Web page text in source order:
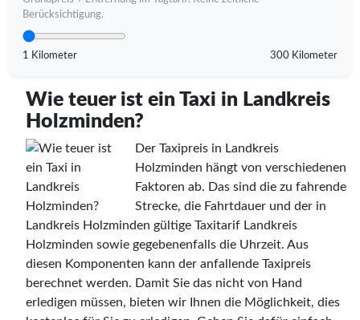
Berücksichtigung.
1 Kilometer 300 Kilometer
Wie teuer ist ein Taxi in Landkreis
Holzminden?
Der Taxipreis in Landkreis
Holzminden hängt von verschiedenen
Faktoren ab. Das sind die zu fahrende
Strecke, die Fahrtdauer und der in
Landkreis Holzminden gültige Taxitarif Landkreis
Holzminden sowie gegebenenfalls die Uhrzeit. Aus
diesen Komponenten kann der anfallende Taxipreis
berechnet werden. Damit Sie das nicht von Hand
erledigen müssen, bieten wir Ihnen die Möglichkeit, dies